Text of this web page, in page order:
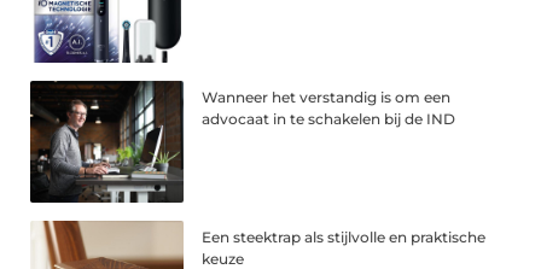
Wanneer het verstandig is om een
advocaat in te schakelen bij de IND
Een steektrap als stijlvolle en praktische
keuze